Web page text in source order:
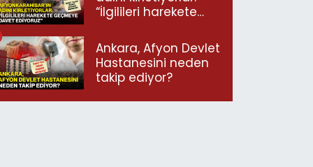
“İlgilileri harekete
ediyoruz”
Ankara, Afyon Devlet
Hastanesini neden
takip ediyor?